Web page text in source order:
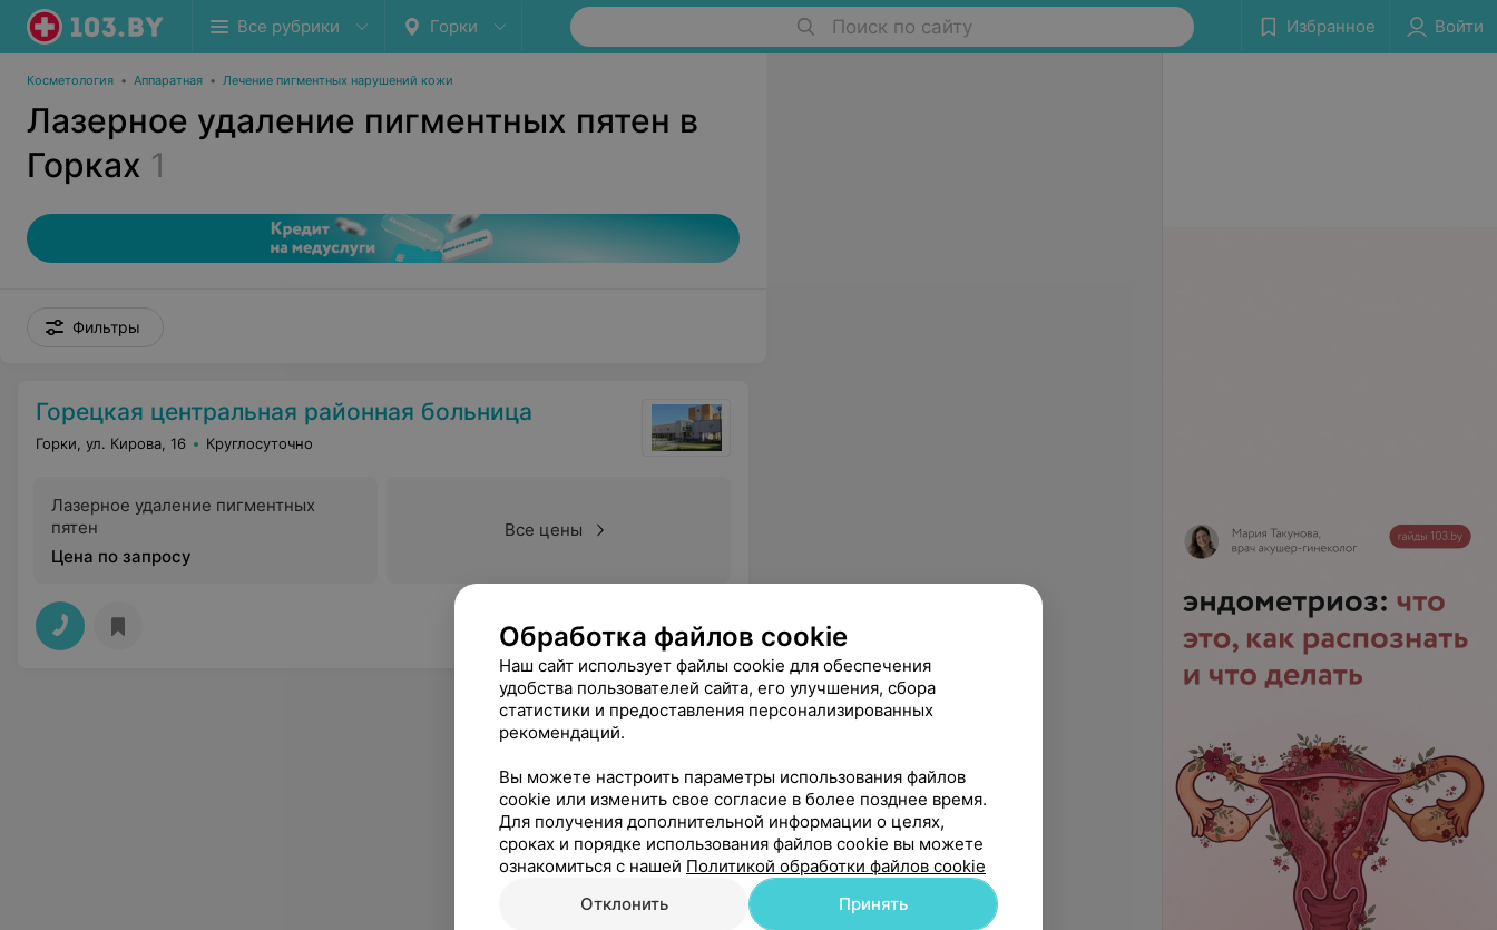
Все рубрики Горки Поиск по сайту Избранное Войти
Косметология • Аппаратная • Лечение пигментных нарушений кожи
Лазерное удаление пигментных пятен в
Горках 1
Фильтры
Горецкая центральная районная больница
Горки, ул. Кирова, 16 Круглосуточно
Лазерное удаление пигментных
пятен
Цена по запросу
Все цены
Обработка файлов cookie
Наш сайт использует файлы cookie для обеспечения
удобства пользователей сайта, его улучшения, сбора
статистики и предоставления персонализированных
рекомендаций.
Вы можете настроить параметры использования файлов
cookie или изменить свое согласие в более позднее время.
Для получения дополнительной информации о целях,
сроках и порядке использования файлов cookie вы можете
ознакомиться с нашей Политикой обработки файлов cookie
Отклонить
Принять